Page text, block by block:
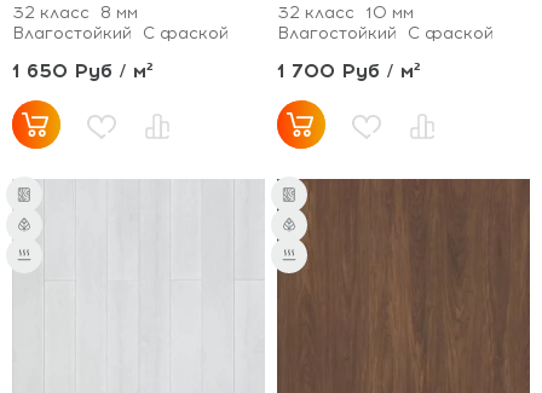
32 класс
8 мм
Влагостойкий
С фаской
1 650 Руб / м²
32 класс
10 мм
Влагостойкий
С фаской
1 700 Руб / м²